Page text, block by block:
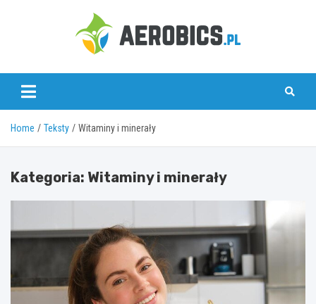
aerobics.pl
Home Teksty Witaminy i minerały
Kategoria: Witaminy i minerały